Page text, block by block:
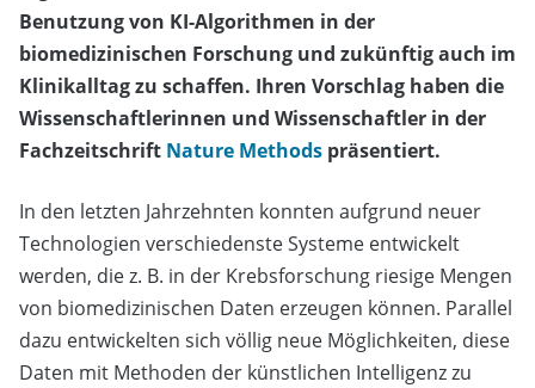
Benutzung von KI-Algorithmen in der
biomedizinischen Forschung und zukünftig auch im
Klinikalltag zu schaffen. Ihren Vorschlag haben die
Wissenschaftlerinnen und Wissenschaftler in der
Fachzeitschrift Nature Methods präsentiert.
In den letzten Jahrzehnten konnten aufgrund neuer
Technologien verschiedenste Systeme entwickelt
werden, die z. B. in der Krebsforschung riesige Mengen
von biomedizinischen Daten erzeugen können. Parallel
dazu entwickelten sich völlig neue Möglichkeiten, diese
Daten mit Methoden der künstlichen Intelligenz zu